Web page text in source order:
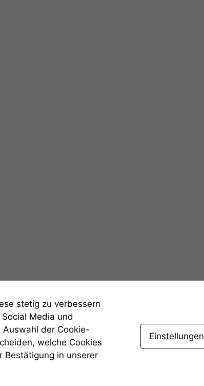
stetig zu verbessern
Media und
der Cookie-
welche Cookies
Bestätigung in unserer
Einstellungen
Funktionalität
Funktionen auf
dieser Website
sind optional.
Wenn Sie